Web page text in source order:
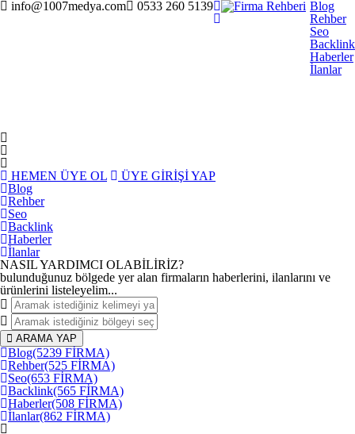
info@1007medya.com 0533 260 5139
Blog
Rehber
Seo
Backlink
Haberler
İlanlar
HEMEN ÜYE OL
ÜYE GİRİŞİ YAP
Blog
Rehber
Seo
Backlink
Haberler
İlanlar
NASIL YARDIMCI OLABİLİRİZ?
bulunduğunuz bölgede yer alan firmaların haberlerini, ilanlarını ve
ürünlerini listeleyelim...
ARAMA YAP
Blog(5239 FİRMA)
Rehber(525 FİRMA)
Seo(653 FİRMA)
Backlink(565 FİRMA)
Haberler(508 FİRMA)
İlanlar(862 FİRMA)